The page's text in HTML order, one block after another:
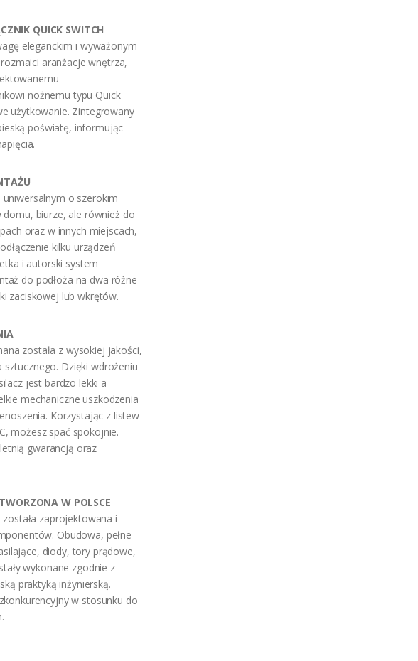
QUICK SWITCH
eleganckim i wyważonym
aranżacje wnętrza,
nożnemu typu Quick
użytkowanie. Zintegrowany
poświatę, informując
o szerokim
biurze, ale również do
oraz w innych miejscach,
kilku urządzeń
i autorski system
do podłoża na dwa różne
zaciskowej lub wkrętów.
została z wysokiej jakości,
Dzięki wdrożeniu
jest bardzo lekki a
mechaniczne uszkodzenia
Korzystając z listew
możesz spać spokojnie.
gwarancją oraz
W POLSCE
zaprojektowana i
Obudowa, pełne
diody, tory prądowe,
wykonane zgodnie z
praktyką inżynierską.
w stosunku do